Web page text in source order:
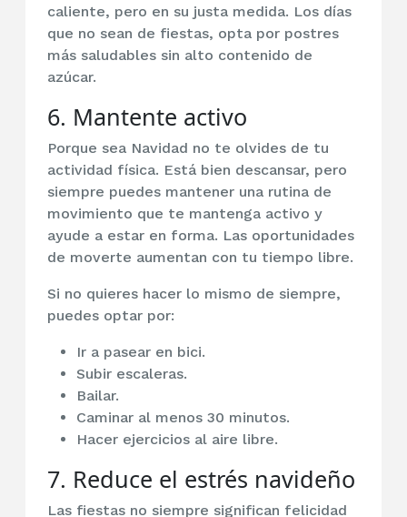
caliente, pero en su justa medida. Los días
que no sean de fiestas, opta por postres
más saludables sin alto contenido de
azúcar.
6. Mantente activo
Porque sea Navidad no te olvides de tu
actividad física. Está bien descansar, pero
siempre puedes mantener una rutina de
movimiento que te mantenga activo y
ayude a estar en forma. Las oportunidades
de moverte aumentan con tu tiempo libre.
Si no quieres hacer lo mismo de siempre,
puedes optar por:
Ir a pasear en bici.
Subir escaleras.
Bailar.
Caminar al menos 30 minutos.
Hacer ejercicios al aire libre.
7. Reduce el estrés navideño
Las fiestas no siempre significan felicidad